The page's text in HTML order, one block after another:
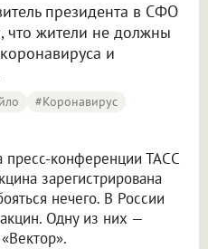
президента в СФО
что жители не должны
и
#Коронавирус
пресс-конференции ТАСС
зарегистрирована
нечего. В России
Одну из них —